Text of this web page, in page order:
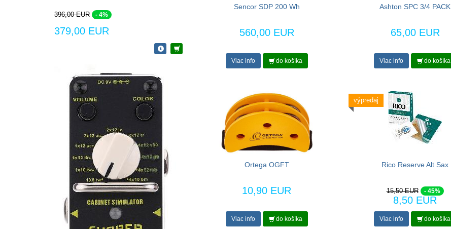
396,00 EUR - 4%
379,00 EUR
Sencor SDP 200 Wh
560,00 EUR
Viac info do košíka
Ashton SPC 3/4 PACK
65,00 EUR
Viac info do košíka
Ortega OGFT
10,90 EUR
Viac info do košíka
výpredaj
Rico Reserve Alt Sax
15,50 EUR - 45%
8,50 EUR
Viac info do košíka